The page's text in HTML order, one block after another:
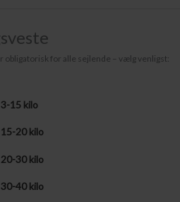
obligatorisk for alle sejlende – vælg venligst:
15 kilo
20 kilo
30 kilo
40 kilo